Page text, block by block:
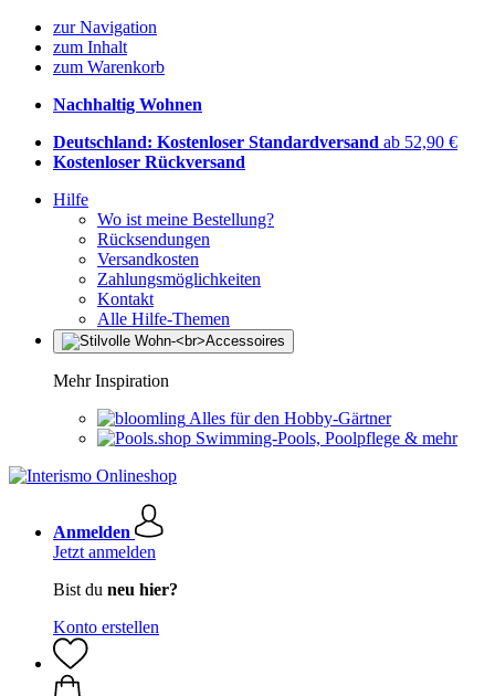
zur Navigation
zum Inhalt
zum Warenkorb
Nachhaltig Wohnen
Deutschland: Kostenloser Standardversand ab 52,90 €
Kostenloser Rückversand
Hilfe
Wo ist meine Bestellung?
Rücksendungen
Versandkosten
Zahlungsmöglichkeiten
Kontakt
Alle Hilfe-Themen
Mehr Inspiration
Alles für den Hobby-Gärtner
Swimming-Pools, Poolpflege & mehr
Anmelden
Jetzt anmelden
Bist du neu hier?
Konto erstellen